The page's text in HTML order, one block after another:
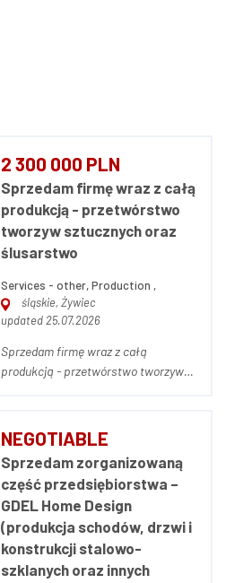
2 300 000 PLN
Sprzedam firmę wraz z całą
produkcją - przetwórstwo
tworzyw sztucznych oraz
ślusarstwo
Services - other, Production ,
śląskie, Żywiec
updated 25.07.2026
Sprzedam firmę wraz z całą
produkcją - przetwórstwo tworzyw
przedsiębiorstwo produkcyjne wraz
ze znaną marką własną - branża
ślusarstwo wraz z produkcją
elementów z tworzyw sztucznych.
Firma powst...
NEGOTIABLE
Sprzedam zorganizowaną
część przedsiębiorstwa –
GDEL Home Design
(produkcja schodów, drzwi i
konstrukcji stalowo-
szklanych oraz innych